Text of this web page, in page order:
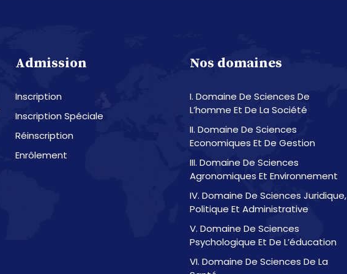
Admission
Inscription
Inscription Spéciale
Réinscription
Enrôlement
Nos domaines
I. Domaine De Sciences De
L’homme Et De La Société
II. Domaine De Sciences
Economiques Et De Gestion
III. Domaine De Sciences
Agronomiques Et Environnement
IV. Domaine De Sciences Juridique,
Politique Et Administrative
V. Domaine De Sciences
Psychologique Et De L’éducation
VI. Domaine De Sciences De La